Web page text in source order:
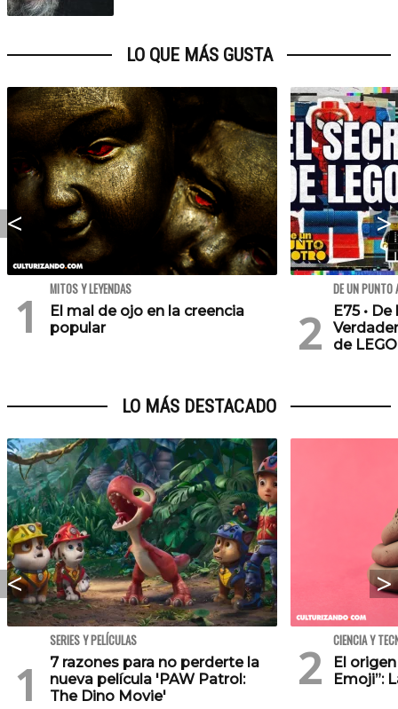
LO QUE MÁS GUSTA
MITOS Y LEYENDAS
El mal de ojo en la creencia
popular
DE UN PUNTO
E75 •
de
LO MÁS DESTACADO
SERIES Y PELÍCULAS
7 razones para no perderte la
nueva película 'PAW Patrol:
The Dino Movie'
CIENCIA Y
El
Emoji”: